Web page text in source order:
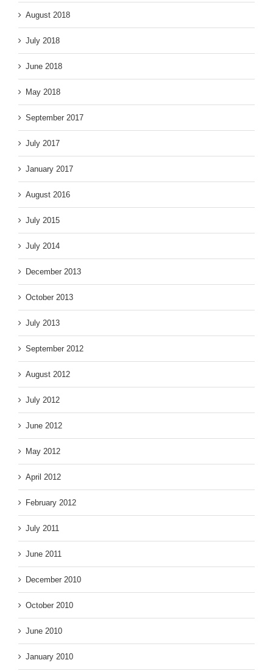
August 2018
July 2018
June 2018
May 2018
September 2017
July 2017
January 2017
August 2016
July 2015
July 2014
December 2013
October 2013
July 2013
September 2012
August 2012
July 2012
June 2012
May 2012
April 2012
February 2012
July 2011
June 2011
December 2010
October 2010
June 2010
January 2010